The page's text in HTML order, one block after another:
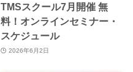
TMSスクール7月開催 無
料！オンラインセミナー・
スケジュール
2026年6月2日